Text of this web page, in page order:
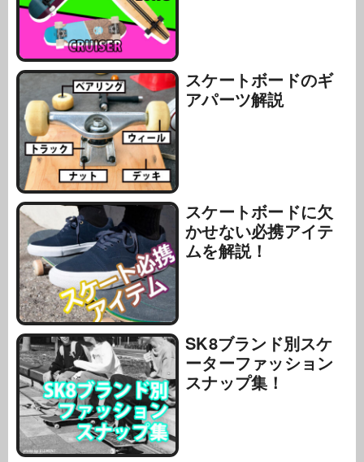
スケートボードのギ
アパーツ解説
スケートボードに欠
かせない必携アイテ
ムを解説！
SK8ブランド別スケ
ーターファッション
スナップ集！